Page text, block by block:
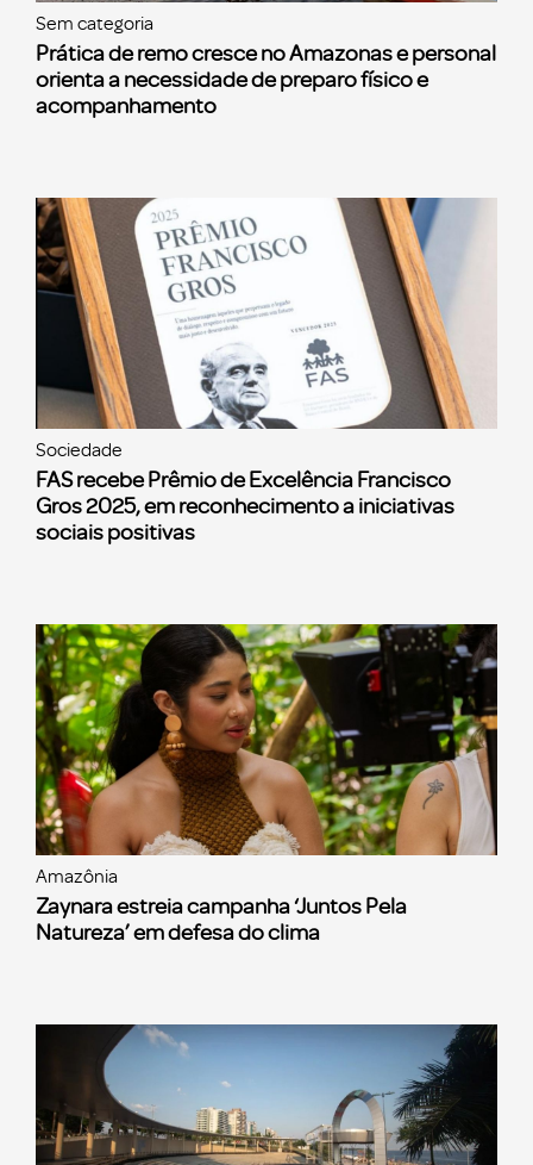
Sem categoria
Prática de remo cresce no Amazonas e personal
orienta a necessidade de preparo físico e
acompanhamento
Sociedade
FAS recebe Prêmio de Excelência Francisco
Gros 2025, em reconhecimento a iniciativas
sociais positivas
Amazônia
Zaynara estreia campanha ‘Juntos Pela
Natureza’ em defesa do clima